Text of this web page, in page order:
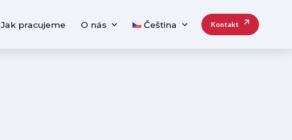
Jak pracujeme O nás Čeština Kontakt